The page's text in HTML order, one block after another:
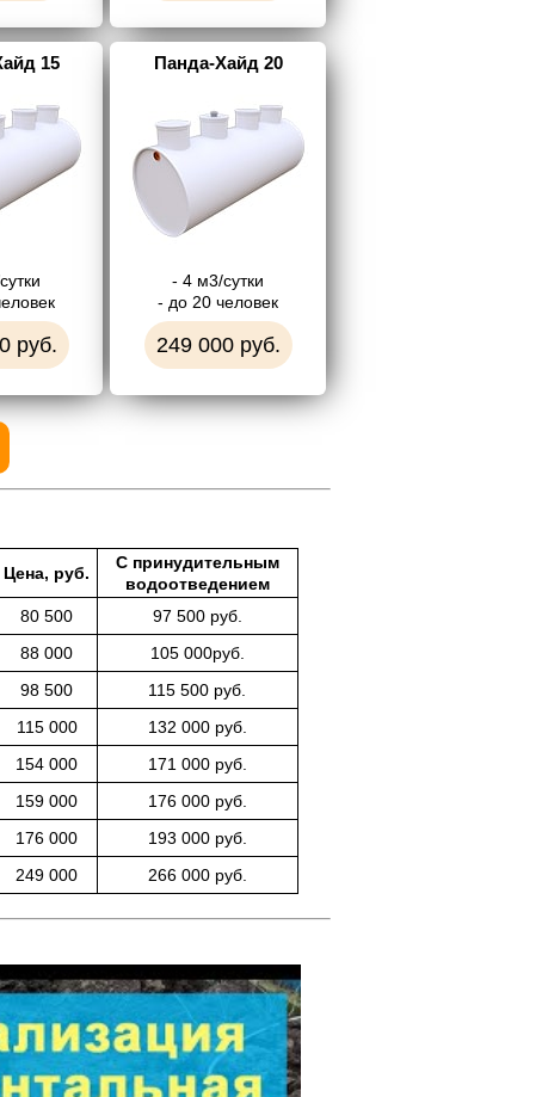
15
руб.
Панда-Хайд 20
- 4 м3/сутки
- до 20 человек
249 000 руб.
Цена, руб.
С принудительным
водоотведением
80 500
97 500 руб.
88 000 105 000руб.
98 500 115 500 руб.
115 000 132 000 руб.
154 000 171 000 руб.
159 000 176 000 руб.
176 000 193 000 руб.
249 000 266 000 руб.